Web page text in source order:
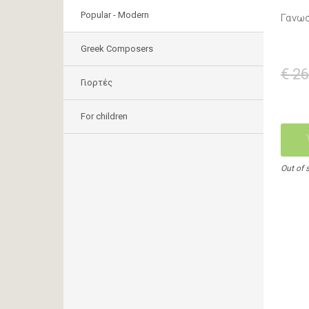
Popular - Modern
Greek Composers
Γιορτές
For children
€
Out of